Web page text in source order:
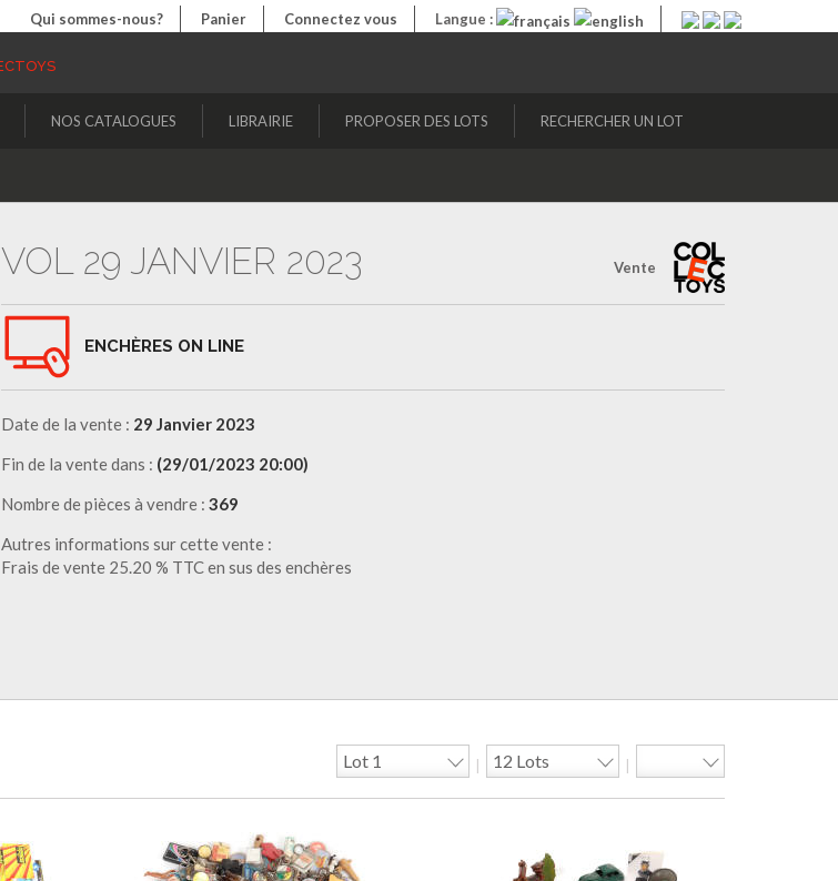
Qui sommes-nous? Panier Connectez vous Langue :
NOS CATALOGUES LIBRAIRIE PROPOSER DES LOTS RECHERCHER UN LOT
Vente
VOL 29 JANVIER 2023
ENCHÈRES ON LINE
Date de la vente : 29 Janvier 2023
Fin de la vente dans : (29/01/2023 20:00)
Nombre de pièces à vendre : 369
Autres informations sur cette vente :
Frais de vente 25.20 % TTC en sus des enchères